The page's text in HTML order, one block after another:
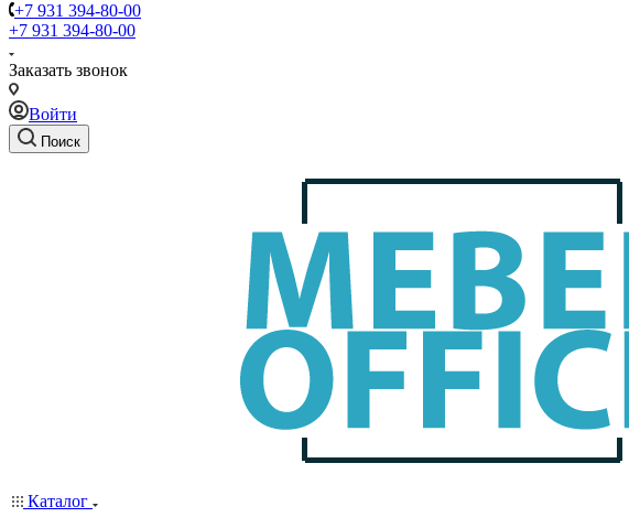
+7 931 394-80-00
+7 931 394-80-00
Заказать звонок
Войти
Поиск
Каталог